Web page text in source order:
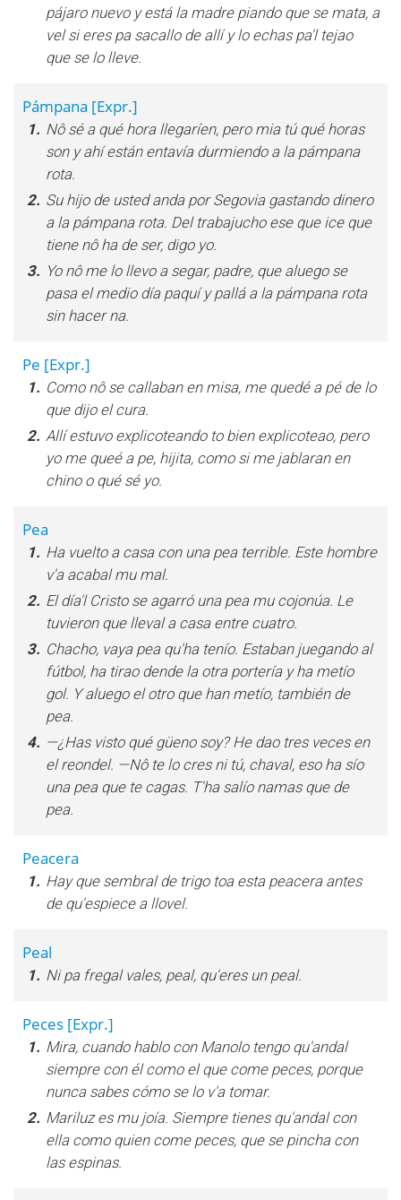
pájaro nuevo y está la madre piando que se mata, a
vel si eres pa sacallo de allí y lo echas pa'l tejao
que se lo lleve.
Pámpana [Expr.]
1. Nô sé a qué hora llegaríen, pero mia tú qué horas
son y ahí están entavía durmiendo a la pámpana
rota.
2. Su hijo de usted anda por Segovia gastando dinero
a la pámpana rota. Del trabajucho ese que ice que
tiene nô ha de ser, digo yo.
3. Yo nô me lo llevo a segar, padre, que aluego se
pasa el medio día paquí y pallá a la pámpana rota
sin hacer na.
Pe [Expr.]
1. Como nô se callaban en misa, me quedé a pé de lo
que dijo el cura.
2. Allí estuvo explicoteando to bien explicoteao, pero
yo me queé a pe, hijita, como si me jablaran en
chino o qué sé yo.
Pea
1. Ha vuelto a casa con una pea terrible. Este hombre
v'a acabal mu mal.
2. El día'l Cristo se agarró una pea mu cojonúa. Le
tuvieron que lleval a casa entre cuatro.
3. Chacho, vaya pea qu'ha tenío. Estaban juegando al
fútbol, ha tirao dende la otra portería y ha metío
gol. Y aluego el otro que han metío, también de
pea.
4. —¿Has visto qué güeno soy? He dao tres veces en
el reondel. —Nô te lo cres ni tú, chaval, eso ha sío
una pea que te cagas. T'ha salío namas que de
pea.
Peacera
1. Hay que sembral de trigo toa esta peacera antes
de qu'espiece a llovel.
Peal
1. Ni pa fregal vales, peal, qu'eres un peal.
Peces [Expr.]
1. Mira, cuando hablo con Manolo tengo qu'andal
siempre con él como el que come peces, porque
nunca sabes cómo se lo v'a tomar.
2. Mariluz es mu joía. Siempre tienes qu'andal con
ella como quien come peces, que se pincha con
las espinas.